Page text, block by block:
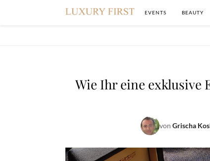
EVENTS BEAUTY
Wie Ihr eine exklusive
von Grischa